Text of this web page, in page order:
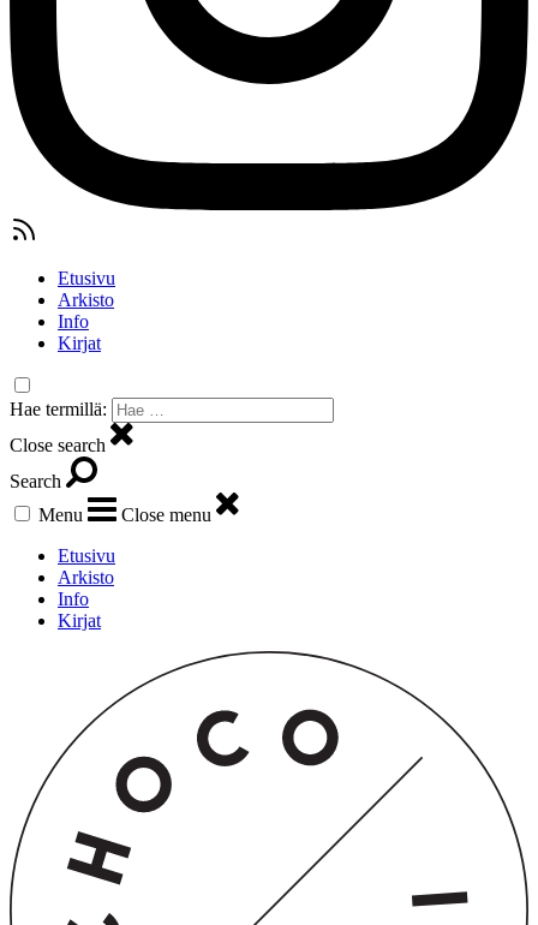
Etusivu
Arkisto
Info
Kirjat
Hae termillä:
Close search
Search
Menu
Close menu
Etusivu
Arkisto
Info
Kirjat